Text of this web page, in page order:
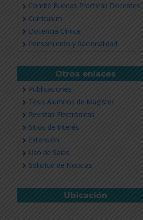
Comité Buenas Practicas Docentes
Currículum
Docencia Clínica
Pensamiento y Racionalidad
Otros enlaces
Publicaciones
Tesis Alumnos de Magíster
Revistas Electrónicas
Sitios de Interés
Extensión
Uso de Salas
Solicitud de Noticias
Ubicación